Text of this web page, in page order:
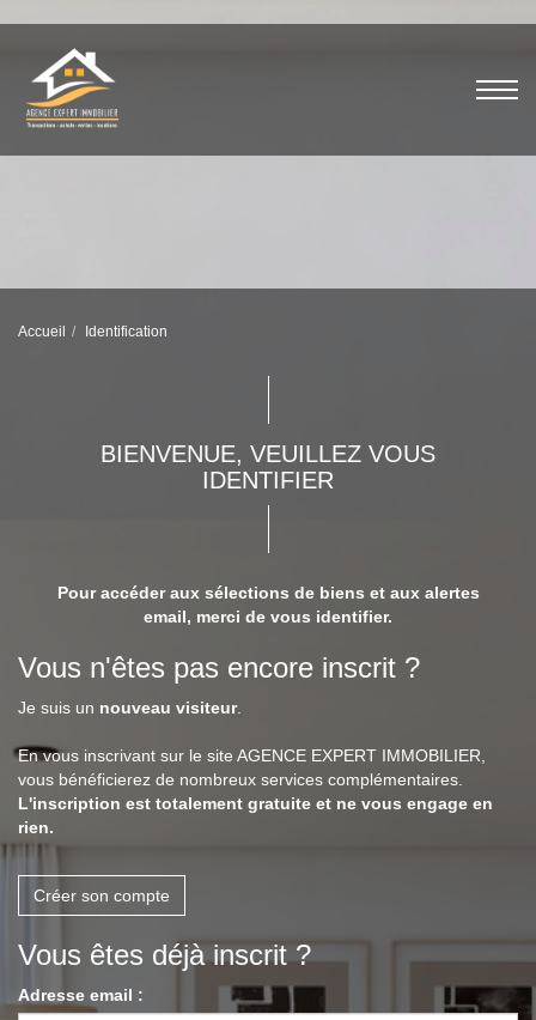
Accueil Identification
BIENVENUE, VEUILLEZ VOUS
IDENTIFIER
Pour accéder aux sélections de biens et aux alertes
email, merci de vous identifier.
Vous n'êtes pas encore inscrit ?
Je suis un nouveau visiteur.
En vous inscrivant sur le site AGENCE EXPERT IMMOBILIER,
vous bénéficierez de nombreux services complémentaires.
L'inscription est totalement gratuite et ne vous engage en
rien.
Créer son compte
Vous êtes déjà inscrit ?
Adresse email :